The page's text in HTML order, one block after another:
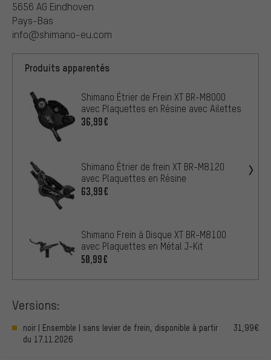
5656 AG Eindhoven
Pays-Bas
info@shimano-eu.com
Produits apparentés
Shimano Étrier de Frein XT BR-M8000
avec Plaquettes en Résine avec Ailettes
36,99€
Shimano Étrier de frein XT BR-M8120
avec Plaquettes en Résine
63,99€
Shimano Frein à Disque XT BR-M8100
avec Plaquettes en Métal J-Kit
50,99€
Versions:
noir | Ensemble | sans levier de frein, disponible à partir
du 17.11.2026
31,99€